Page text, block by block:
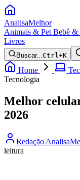
AnalisaMelhor
Animais & Pet Bebê &
Livros
Buscar...Ctrl+K
Home
Tecnologia
Melhor
2026
Redação
leitura